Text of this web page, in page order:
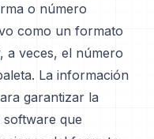
o número
como un formato
a veces, el número
La información
garantizar la
que